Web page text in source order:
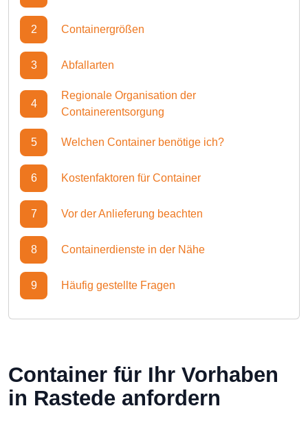
2 Containergrößen
3 Abfallarten
4
Regionale Organisation der
Containerentsorgung
5 Welchen Container benötige ich?
6 Kostenfaktoren für Container
7 Vor der Anlieferung beachten
8 Containerdienste in der Nähe
9 Häufig gestellte Fragen
Container für Ihr Vorhaben
in Rastede anfordern